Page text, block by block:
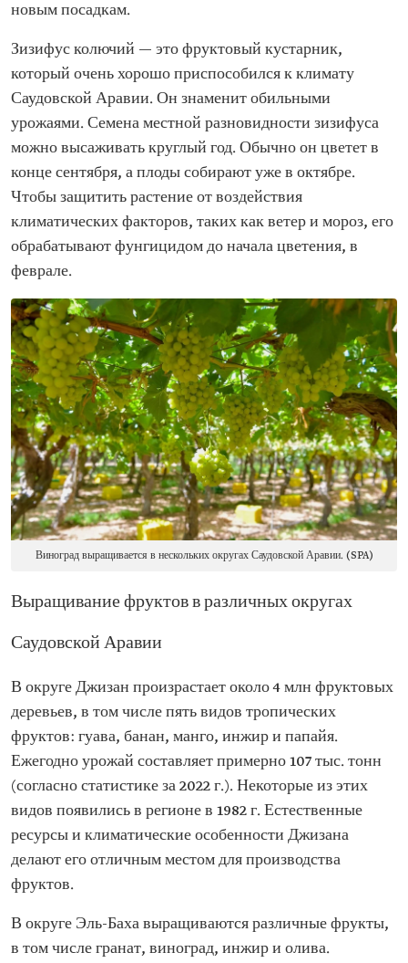
новым посадкам.
Зизифус колючий — это фруктовый кустарник,
который очень хорошо приспособился к климату
Саудовской Аравии. Он знаменит обильными
урожаями. Семена местной разновидности зизифуса
можно высаживать круглый год. Обычно он цветет в
конце сентября, а плоды собирают уже в октябре.
Чтобы защитить растение от воздействия
климатических факторов, таких как ветер и мороз, его
обрабатывают фунгицидом до начала цветения, в
феврале.
Виноград выращивается в нескольких округах Саудовской Аравии. (SPA)
Выращивание фруктов в различных округах
Саудовской Аравии
В округе Джизан произрастает около 4 млн фруктовых
деревьев, в том числе пять видов тропических
фруктов: гуава, банан, манго, инжир и папайя.
Ежегодно урожай составляет примерно 107 тыс. тонн
(согласно статистике за 2022 г.). Некоторые из этих
видов появились в регионе в 1982 г. Естественные
ресурсы и климатические особенности Джизана
делают его отличным местом для производства
фруктов.
В округе Эль-Баха выращиваются различные фрукты,
в том числе гранат, виноград, инжир и олива.